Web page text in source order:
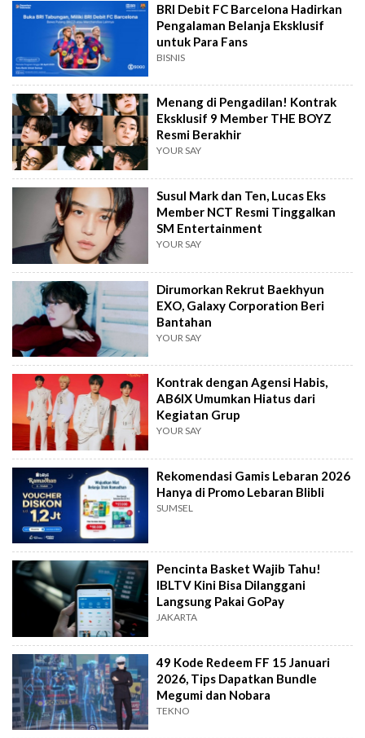
BRI Debit FC Barcelona Hadirkan
Pengalaman Belanja Eksklusif
untuk Para Fans
BISNIS
Menang di Pengadilan! Kontrak
Eksklusif 9 Member THE BOYZ
Resmi Berakhir
YOUR SAY
Susul Mark dan Ten, Lucas Eks
Member NCT Resmi Tinggalkan
SM Entertainment
YOUR SAY
Dirumorkan Rekrut Baekhyun
EXO, Galaxy Corporation Beri
Bantahan
YOUR SAY
Kontrak dengan Agensi Habis,
AB6IX Umumkan Hiatus dari
Kegiatan Grup
YOUR SAY
Rekomendasi Gamis Lebaran 2026
Hanya di Promo Lebaran Blibli
SUMSEL
Pencinta Basket Wajib Tahu!
IBLTV Kini Bisa Dilanggani
Langsung Pakai GoPay
JAKARTA
49 Kode Redeem FF 15 Januari
2026, Tips Dapatkan Bundle
Megumi dan Nobara
TEKNO